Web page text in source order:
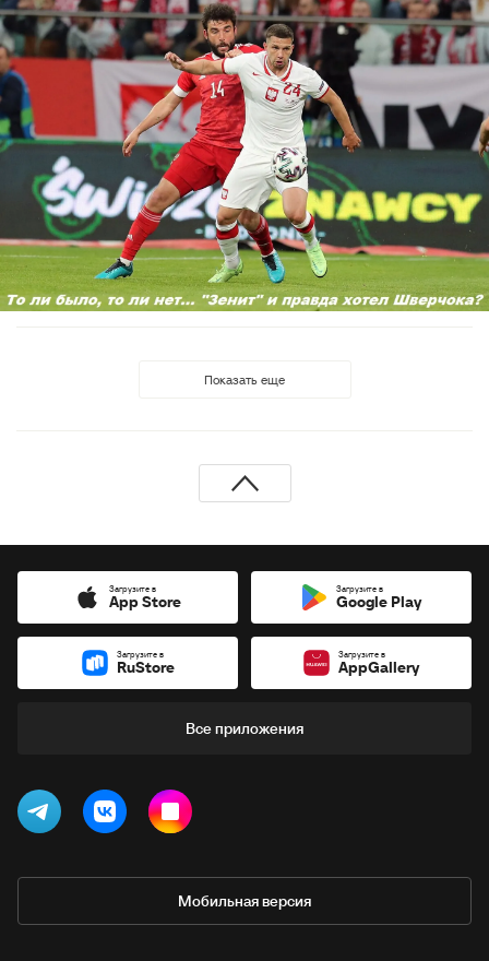
Показать еще
Загрузите в
App Store
Загрузите в
Google Play
Загрузите в
RuStore
Загрузите в
AppGallery
Все приложения
Мобильная версия